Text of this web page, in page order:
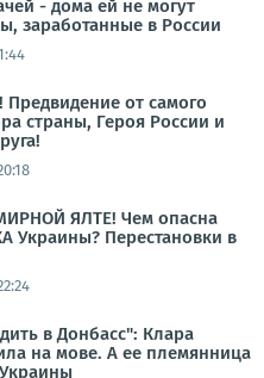
- дома ей не могут
заработанные в России
Предвидение от самого
страны, Героя России и
ЯЛТЕ! Чем опасна
Украины? Перестановки в
в Донбасс": Клара
на мове. А ее племянница